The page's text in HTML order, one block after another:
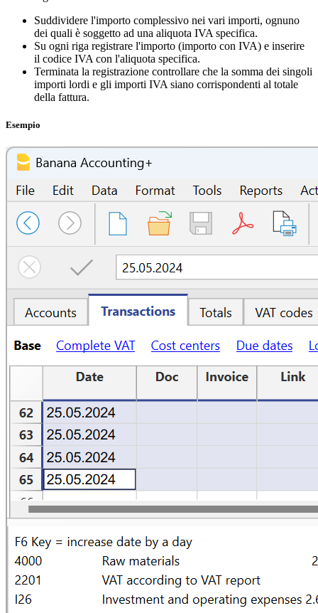
Suddividere l'importo complessivo nei vari importi, ognuno
dei quali è soggetto ad una aliquota IVA specifica.
Su ogni riga registrare l'importo (importo con IVA) e inserire
il codice IVA con l'aliquota specifica.
Terminata la registrazione controllare che la somma dei singoli
importi lordi e gli importi IVA siano corrispondenti al totale
della fattura.
Esempio